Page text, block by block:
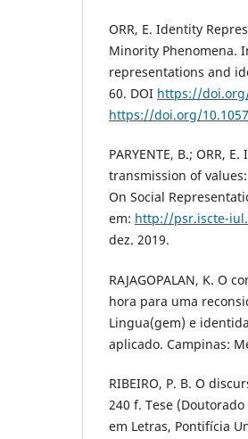
ORR, E. Identity
Minority Phenomena.
representations and
60. DOI https://doi.org/
https://doi.org/
PARYENTE, B.; ORR,
transmission of
On Social
em: http://psr.iscte-
dez. 2019.
RAJAGOPALAN, K. O
hora para uma
Lingua(gem) e
aplicado. Campinas:
RIBEIRO, P. B. O
240 f. Tese
em Letras, Pontifícia